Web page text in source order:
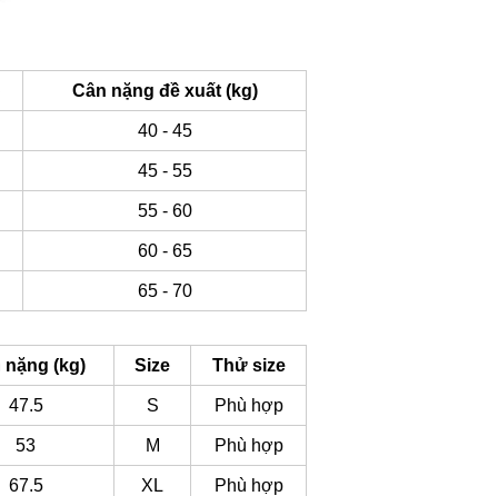
Cân nặng đề xuất (kg)
40 - 45
45 - 55
55 - 60
60 - 65
65 - 70
nặng (kg) Size Thử size
47.5 S Phù hợp
53 M Phù hợp
67.5 XL Phù hợp